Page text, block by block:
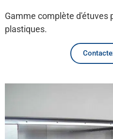
Gamme complète d'étuves
plastiques.